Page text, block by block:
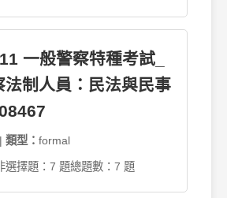
一般警察特種考試_
法制人員：民法與民事
類型： formal
選擇題：7 題總題數：7 題